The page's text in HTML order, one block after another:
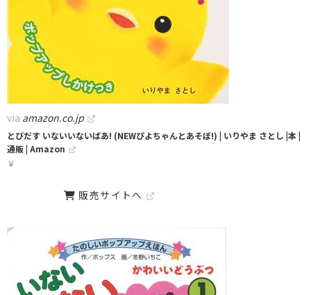
via amazon.co.jp
とびだす いないいないばあ! (NEWぴよちゃんとあそぼ!) | いりやま さとし |本 |
通販 | Amazon
￥
販売サイトへ